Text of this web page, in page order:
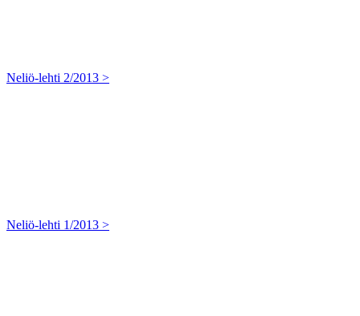
Neliö-lehti 2/2013 >
Neliö-lehti 1/2013 >